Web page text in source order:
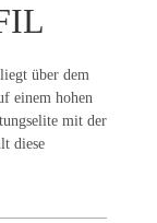
über dem
einem hohen
mit der
diese